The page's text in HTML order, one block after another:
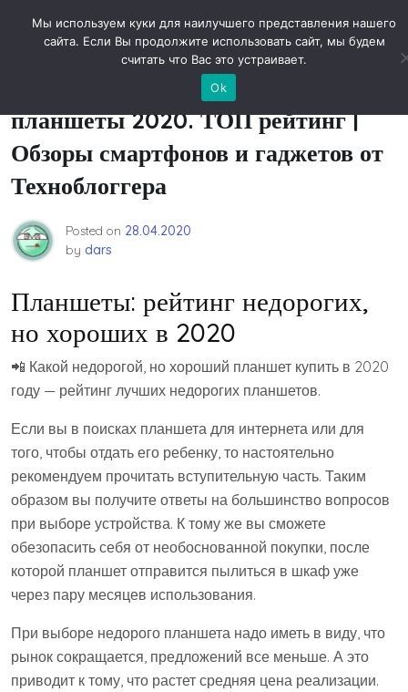
Новости технологий
Лучшие Недорогие, но Хорошие
планшеты 2020. ТОП рейтинг |
Обзоры смартфонов и гаджетов от
Техноблоггера
Posted on 28.04.2020
by dars
Планшеты: рейтинг недорогих,
но хороших в 2020
📲 Какой недорогой, но хороший планшет купить в 2020
году — рейтинг лучших недорогих планшетов.
Если вы в поисках планшета для интернета или для
того, чтобы отдать его ребенку, то настоятельно
рекомендуем прочитать вступительную часть. Таким
образом вы получите ответы на большинство вопросов
при выборе устройства. К тому же вы сможете
обезопасить себя от необоснованной покупки, после
которой планшет отправится пылиться в шкаф уже
через пару месяцев использования.
При выборе недорого планшета надо иметь в виду, что
рынок сокращается, предложений все меньше. А это
приводит к тому, что растет средняя цена реализации.
Мы используем куки для наилучшего представления нашего
сайта. Если Вы продолжите использовать сайт, мы будем
считать что Вас это устраивает.
Ok